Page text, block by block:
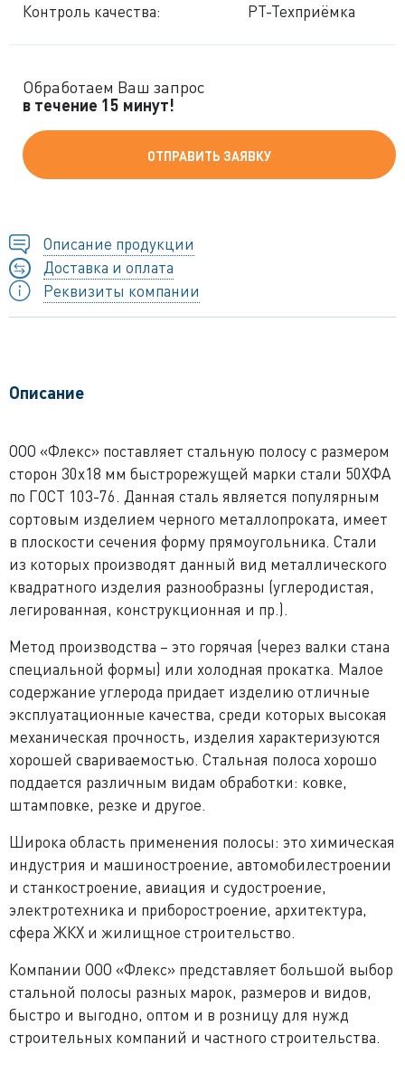
Контроль качества: РТ-Техприёмка
Обработаем Ваш запрос
в течение 15 минут!
ОТПРАВИТЬ ЗАЯВКУ
Описание продукции
Доставка и оплата
Реквизиты компании
Описание
ООО «Флекс» поставляет стальную полосу с размером
сторон 30x18 мм быстрорежущей марки стали 50ХФА
по ГОСТ 103-76. Данная сталь является популярным
сортовым изделием черного металлопроката, имеет
в плоскости сечения форму прямоугольника. Стали
из которых производят данный вид металлического
квадратного изделия разнообразны (углеродистая,
легированная, конструкционная и пр.).
Метод производства – это горячая (через валки стана
специальной формы) или холодная прокатка. Малое
содержание углерода придает изделию отличные
эксплуатационные качества, среди которых высокая
механическая прочность, изделия характеризуются
хорошей свариваемостью. Стальная полоса хорошо
поддается различным видам обработки: ковке,
штамповке, резке и другое.
Широка область применения полосы: это химическая
индустрия и машиностроение, автомобилестроении
и станкостроение, авиация и судостроение,
электротехника и приборостроение, архитектура,
сфера ЖКХ и жилищное строительство.
Компании ООО «Флекс» представляет большой выбор
стальной полосы разных марок, размеров и видов,
быстро и выгодно, оптом и в розницу для нужд
строительных компаний и частного строительства.